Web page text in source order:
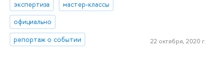
экспертиза
мастер-классы
официально
репортаж о событии
22 октября, 2020 г.